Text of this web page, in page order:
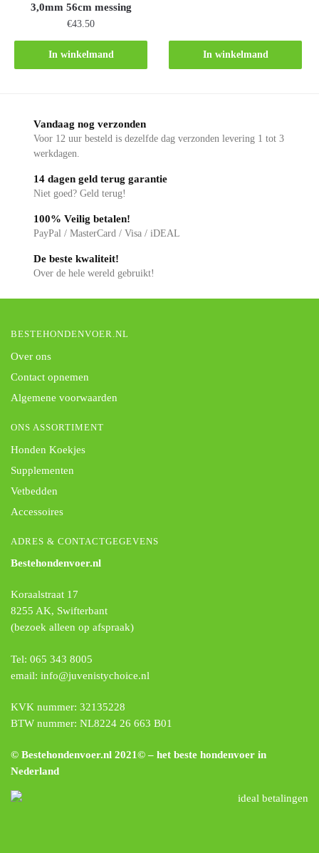
3,0mm 56cm messing
€43.50
In winkelmand In winkelmand
Vandaag nog verzonden
Voor 12 uur besteld is dezelfde dag verzonden levering 1 tot 3
werkdagen.
14 dagen geld terug garantie
Niet goed? Geld terug!
100% Veilig betalen!
PayPal / MasterCard / Visa / iDEAL
De beste kwaliteit!
Over de hele wereld gebruikt!
BESTEHONDENVOER.NL
Over ons
Contact opnemen
Algemene voorwaarden
ONS ASSORTIMENT
Honden Koekjes
Supplementen
Vetbedden
Accessoires
ADRES & CONTACTGEGEVENS
Bestehondenvoer.nl
Koraalstraat 17
8255 AK, Swifterbant
(bezoek alleen op afspraak)
Tel: 065 343 8005
email: info@juvenistychoice.nl
KVK nummer: 32135228
BTW nummer: NL8224 26 663 B01
© Bestehondenvoer.nl 2021© – het beste hondenvoer in
Nederland